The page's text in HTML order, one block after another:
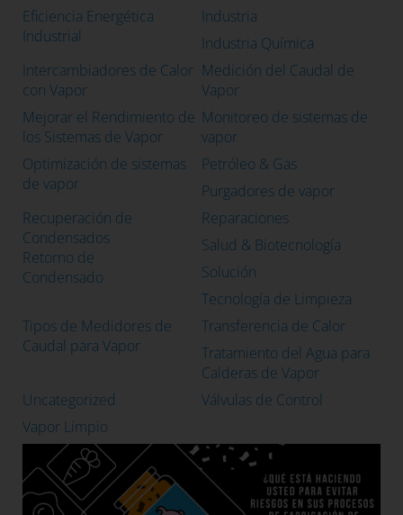
Eficiencia Energética
Industrial
Industria
Industria Química
Intercambiadores de Calor
con Vapor
Medición del Caudal de
Vapor
Mejorar el Rendimiento de
los Sistemas de Vapor
Monitoreo de sistemas de
vapor
Optimización de sistemas
de vapor
Petróleo & Gas
Purgadores de vapor
Recuperación de
Condensados
Retorno de
Condensado
Reparaciones
Salud & Biotecnología
Solución
Tecnología de Limpieza
Tipos de Medidores de
Caudal para Vapor
Transferencia de Calor
Tratamiento del Agua para
Calderas de Vapor
Uncategorized
Válvulas de Control
Vapor Limpio